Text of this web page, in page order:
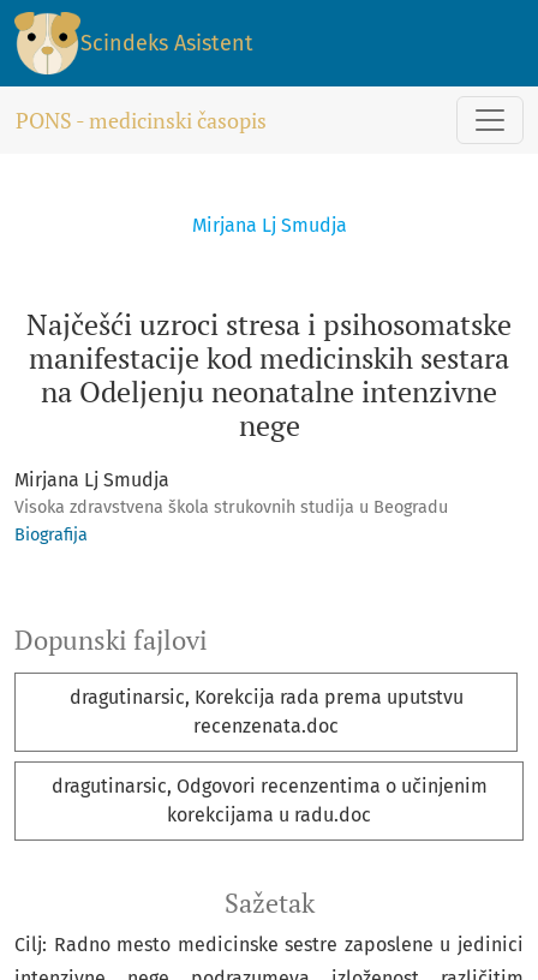
Najčešći uzroci stresa i psihosomatske manifestacije kod
Scindeks Asistent
PONS - medicinski časopis
Najčešći uzroci stresa i psihosomatske
manifestacije kod medicinskih sestara
na Odeljenju neonatalne intenzivne
nege
Mirjana Lj Smudja
Mirjana Lj Smudja
Visoka zdravstvena škola strukovnih studija u Beogradu
Biografija
Dopunski fajlovi
dragutinarsic, Korekcija rada prema uputstvu
recenzenata.doc
dragutinarsic, Odgovori recenzentima o učinjenim
korekcijama u radu.doc
Sažetak
Cilj: Radno mesto medicinske sestre zaposlene u jedinici